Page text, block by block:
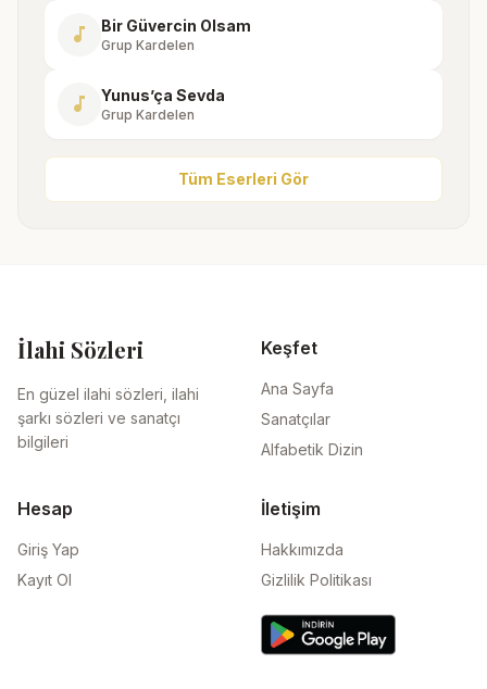
music_note Bir Güvercin Olsam
Grup Kardelen
music_note Yunus’ça Sevda
Grup Kardelen
Tüm Eserleri Gör
İlahi Sözleri
En güzel ilahi sözleri, ilahi
şarkı sözleri ve sanatçı
bilgileri
Keşfet
Ana Sayfa
Sanatçılar
Alfabetik Dizin
Hesap
Giriş Yap
Kayıt Ol
İletişim
Hakkımızda
Gizlilik Politikası